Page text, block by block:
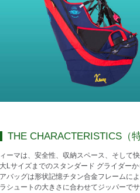
THE CHARACTERISTICS（特
ーマは、安全性、収納スペース、そして
Lサイズまでのスタンダード グライダー
バッグは形状記憶チタン合金フレームに
シュートの大きさに合わせてジッパーで